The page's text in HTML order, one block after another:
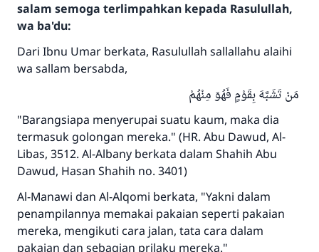
salam semoga terlimpahkan kepada Rasulullah,
wa ba'du:
Dari Ibnu Umar berkata, Rasulullah sallallahu alaihi
wa sallam bersabda,
مَنْ تَشَبَّهَ بِقَوْمٍ فَهُوَ مِنْهُمْ
"Barangsiapa menyerupai suatu kaum, maka dia
termasuk golongan mereka." (HR. Abu Dawud, Al-
Libas, 3512. Al-Albany berkata dalam Shahih Abu
Dawud, Hasan Shahih no. 3401)
Al-Manawi dan Al-Alqomi berkata, "Yakni dalam
penampilannya memakai pakaian seperti pakaian
mereka, mengikuti cara jalan, tata cara dalam
pakaian dan sebagian prilaku mereka."